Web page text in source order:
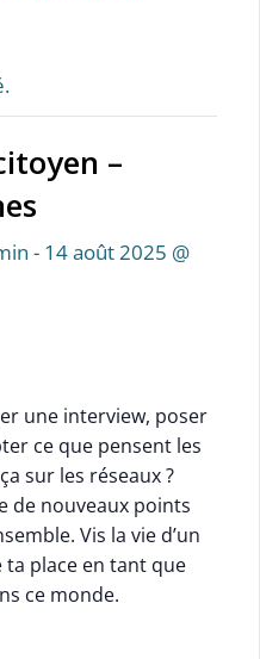
–
- 14 août 2025 @
une interview, poser
ce que pensent les
sur les réseaux ?
de nouveaux points
Vis la vie d’un
place en tant que
ce monde.